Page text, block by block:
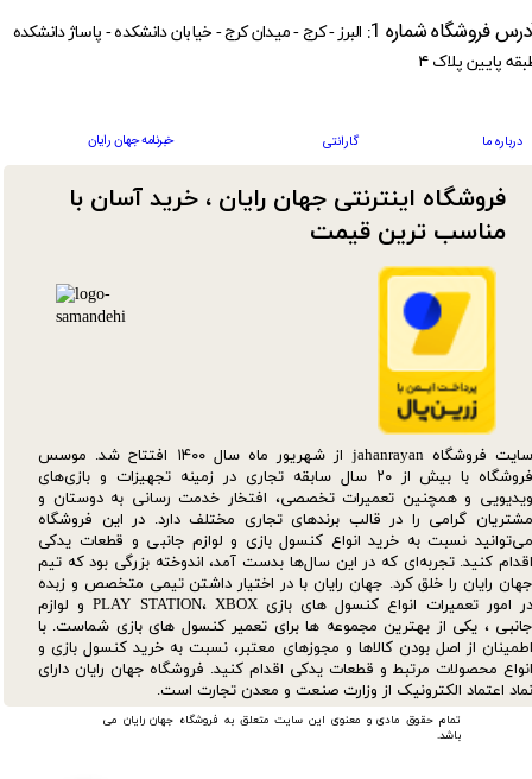
تمام حقوق مادی و معنوی این سایت متعلق به فروشگاه جهان رایان می
باشد.
سایت فروشگاه jahanrayan از شهریور ماه سال ۱۴۰۰ افتتاح شد. موسس
فروشگاه با بیش از ۲۰ سال سابقه تجاری در زمینه تجهیزات و بازی‌های
ویدیویی و همچنین تعمیرات تخصصی، افتخار خدمت رسانی به دوستان و
مشتریان گرامی را در قالب برندهای تجاری مختلف دارد. در این فروشگاه
می‌توانید نسبت به خرید انواع کنسول بازی و لوازم جانبی و قطعات یدکی‌
اقدام کنید. تجربه‌ای که در این سال‌ها بدست آمد، اندوخته بزرگی بود که تیم
جهان رایان را خلق کرد. جهان رایان با در اختیار داشتن تیمی متخصص و زبده
در امور تعمیرات انواع کنسول های بازی PLAY STATION، XBOX و لوازم
جانبی ، یکی از بهترین مجموعه ها برای تعمیر کنسول های بازی شماست. با
اطمینان از اصل بودن کالاها و مجوزهای معتبر، نسبت به خرید کنسول بازی و
انواع محصولات مرتبط و قطعات یدکی اقدام کنید. فروشگاه جهان رایان دارای
نماد اعتماد الکترونیک از وزارت صنعت و معدن تجارت است.
فروشگاه اینترنتی جهان رایان ، خرید آسان با
مناسب ترین قیمت​​​​​​​
درباره ما گارانتی خبرنامه جهان رایان
فروشگاه شماره 1:
البرز - کرج - میدان کرج - خیابان دانشکده - پاساژ دانشکده
پایین پلاک ۴